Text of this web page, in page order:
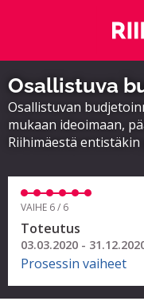
Osallistuva
Osallistuvan
mukaan ideoimaan,
Riihimäestä
VAIHE 6 / 6
Toteutus
03.03.2020 -
Prosessin vaiheet